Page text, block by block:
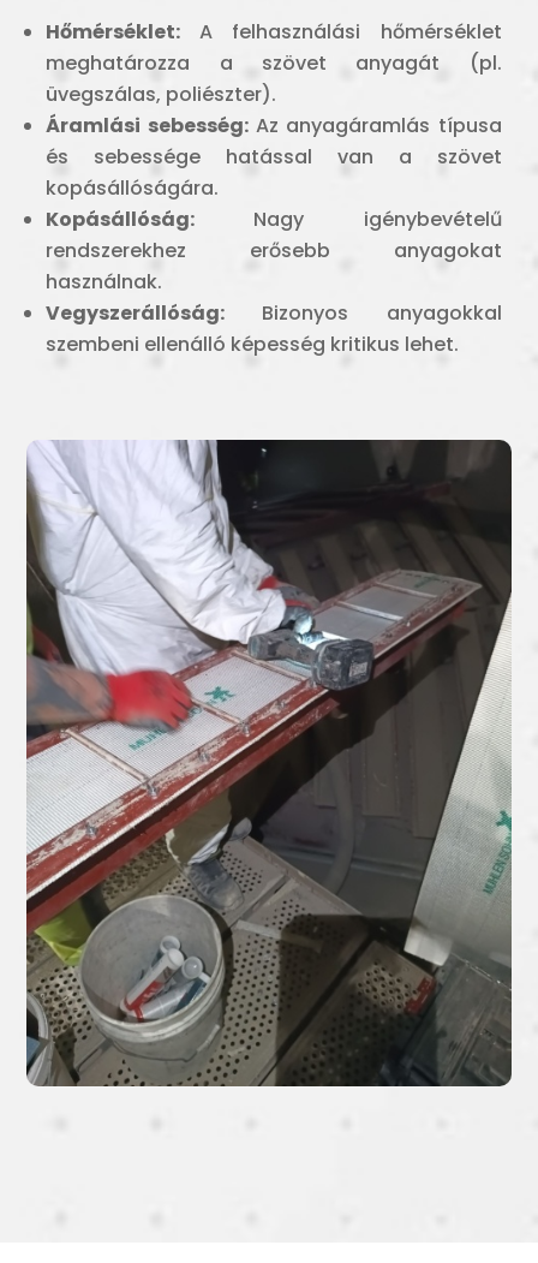
Hőmérséklet: A felhasználási hőmérséklet
meghatározza a szövet anyagát (pl.
üvegszálas, poliészter).
Áramlási sebesség:Az anyagáramlás típusa
és sebessége hatással van a szövet
kopásállóságára.
Kopásállóság: Nagy igénybevételű
rendszerekhez erősebb anyagokat
használnak.
Vegyszerállóság: Bizonyos anyagokkal
szembeni ellenálló képesség kritikus lehet.